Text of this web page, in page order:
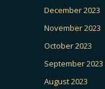
December 2023
November 2023
October 2023
September 2023
August 2023